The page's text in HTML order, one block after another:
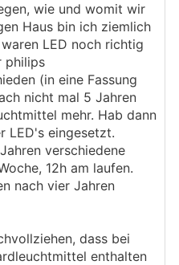
wie und womit wir
Haus bin ich ziemlich
LED noch richtig
philips
(in eine Fassung
nicht mal 5 Jahren
mehr. Hab dann
LED's eingesetzt.
verschiedene
12h am laufen.
nach vier Jahren
dass bei
enthalten